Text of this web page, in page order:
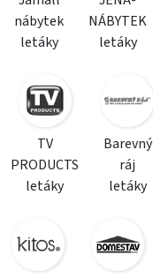
nábytek
letáky
NÁBYTEK
letáky
TV
PRODUCTS
letáky
Barevný
ráj
letáky